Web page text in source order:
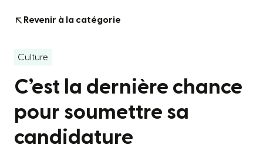
Revenir à la catégorie
Culture
C’est la dernière chance
pour soumettre sa
candidature